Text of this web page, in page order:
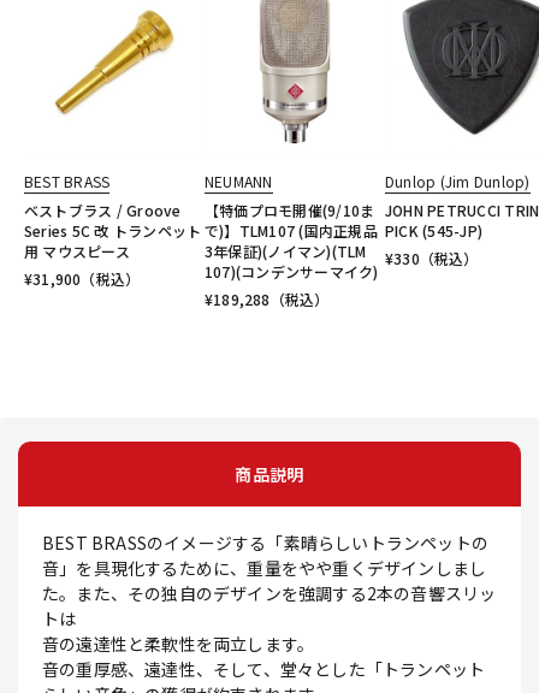
BEST BRASS
ベストブラス / Groove
Series 5C 改 トランペット
用 マウスピース
¥31,900 （税込）
NEUMANN
【特価プロモ開催(9/10ま
で)】TLM107 (国内正規品
3年保証)(ノイマン)(TLM
107)(コンデンサーマイク)
¥189,288 （税込）
Dunlop (Jim Dunlop)
JOHN PETRUCCI
PICK (545-JP)
¥330 （税込）
商品説明
BEST BRASSのイメージする「素晴らしいトランペットの
音」を具現化するために、重量をやや重くデザインしまし
た。また、その独自のデザインを強調する2本の音響スリッ
トは
音の遠達性と柔軟性を両立します。
音の重厚感、遠達性、そして、堂々とした「トランペット